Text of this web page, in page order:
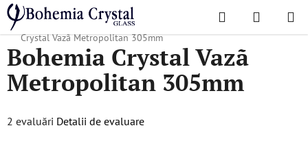
Treci
conținut
Căutare
DE
Acasă
/ Colecții populare / Produse potrivite pentru gravare /
Bohemia
Crystal Vazã Metropolitan 305mm
Bohemia Crystal Vazã
Metropolitan 305mm
Evaluarea
2 evaluări Detalii de evaluare